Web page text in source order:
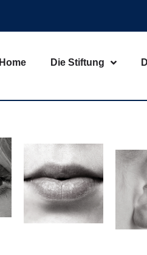
Home Die Stiftung